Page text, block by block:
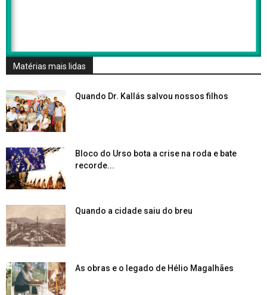
Matérias mais lidas
Quando Dr. Kallás salvou nossos filhos
Bloco do Urso bota a crise na roda e bate
recorde...
Quando a cidade saiu do breu
As obras e o legado de Hélio Magalhães